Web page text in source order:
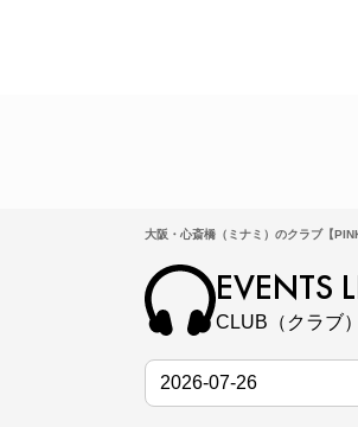
大阪・心斎橋（ミナミ）のクラブ【
EVENTS
CLUB（クラブ